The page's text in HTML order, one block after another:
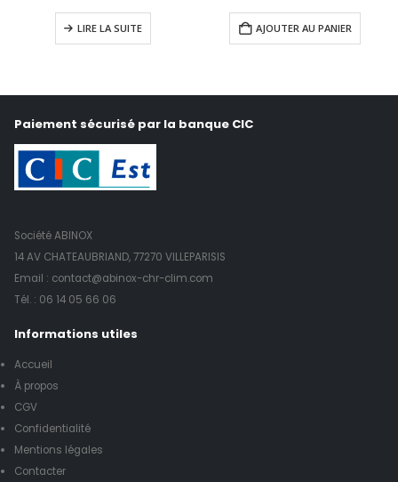
LIRE LA SUITE AJOUTER AU PANIER
Paiement sécurisé par la banque CIC
Société ABINOX
14 AV CHATEAUBRIAND, 77270 VILLEPARISIS
Email : contact@abinox-chr-clim.com
Tél. : 06 14 05 66 06
Informations utiles
Accueil
À propos
CGV
Confidentialité
Mentions légales
Contacter